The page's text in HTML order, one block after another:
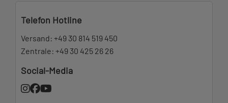
Telefon Hotline
Versand: +49 30 814 519 450
Zentrale: +49 30 425 26 26
Social-Media